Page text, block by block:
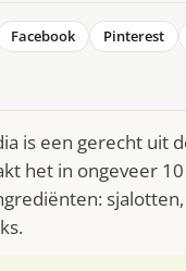
Facebook Pinterest
is een gerecht uit
het in ongeveer